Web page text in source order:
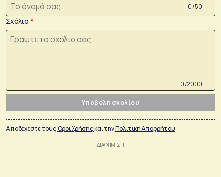
0 /50
Σχόλιο
0 /2000
Υποβολή σχολίου
Αποδέχεστε τουςΌροι Χρήσηςκαι τηνΠολιτικη Απορρήτου